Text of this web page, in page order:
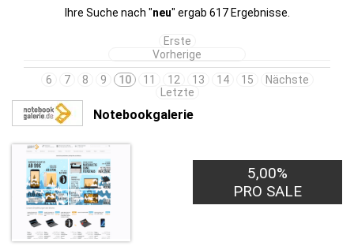
Ihre Suche nach "neu" ergab 617 Ergebnisse.
Erste
Vorherige
6
7 8 9 10 11 12 13 14 15
Nächste
Letzte
Notebookgalerie
5,00%
PRO SALE